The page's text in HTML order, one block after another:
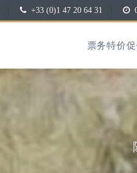
+33 (0)1 47 20 64 31
票务特价